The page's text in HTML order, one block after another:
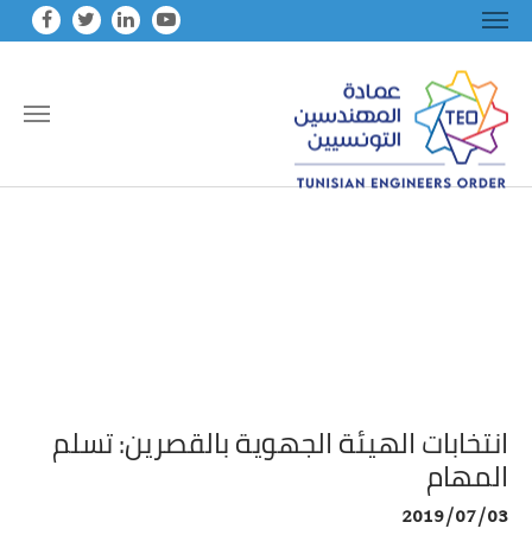
انتخابات الهيئة الجهوية بالقصرين: تسلم
المهام
2019/07/03